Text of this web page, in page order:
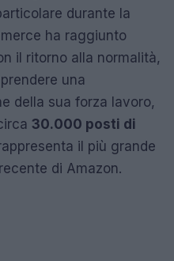
durante la
ha raggiunto
il ritorno alla normalità,
una
della sua forza lavoro,
30.000 posti di
il più grande
di Amazon.